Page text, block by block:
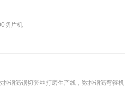
切片机
钢筋锯切套丝打磨生产线，数控钢筋弯箍机